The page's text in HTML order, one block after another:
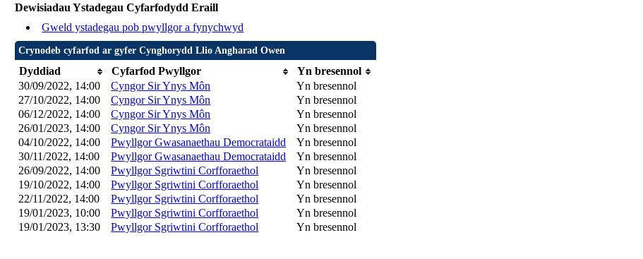
Dewisiadau Ystadegau Cyfarfodydd Eraill
Gweld ystadegau pob pwyllgor a fynychwyd
Crynodeb cyfarfod ar gyfer Cynghorydd Llio Angharad Owen
Dyddiad Cyfarfod Pwyllgor
Yn bresennol
30/09/2022, 14:00
Cyngor Sir Ynys Môn
Yn bresennol
27/10/2022, 14:00
Cyngor Sir Ynys Môn
Yn bresennol
06/12/2022, 14:00
Cyngor Sir Ynys Môn
Yn bresennol
26/01/2023, 14:00
Cyngor Sir Ynys Môn
Yn bresennol
04/10/2022, 14:00
Pwyllgor Gwasanaethau Democrataidd
Yn bresennol
30/11/2022, 14:00
Pwyllgor Gwasanaethau Democrataidd
Yn bresennol
26/09/2022, 14:00
Pwyllgor Sgriwtini Corfforaethol
Yn bresennol
19/10/2022, 14:00
Pwyllgor Sgriwtini Corfforaethol
Yn bresennol
22/11/2022, 14:00
Pwyllgor Sgriwtini Corfforaethol
Yn bresennol
19/01/2023, 10:00
Pwyllgor Sgriwtini Corfforaethol
Yn bresennol
19/01/2023, 13:30
Pwyllgor Sgriwtini Corfforaethol Yn bresennol